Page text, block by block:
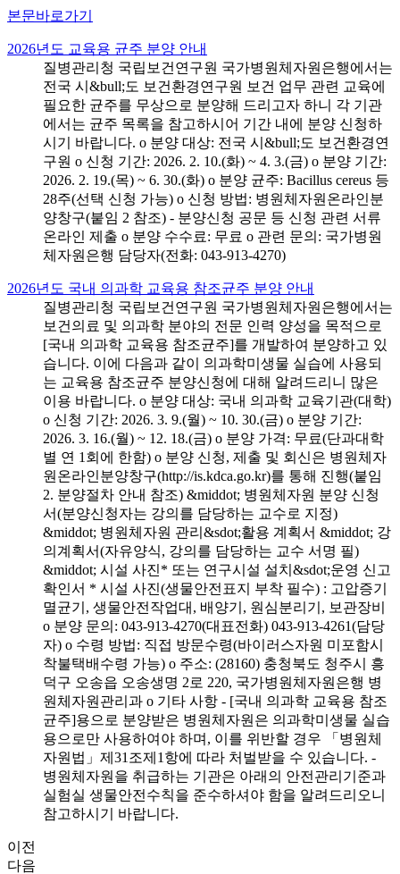
본문바로가기
2026년도 교육용 균주 분양 안내
질병관리청 국립보건연구원 국가병원체자원은행에서는
전국 시&bull;도 보건환경연구원 보건 업무 관련 교육에
필요한 균주를 무상으로 분양해 드리고자 하니 각 기관
에서는 균주 목록을 참고하시어 기간 내에 분양 신청하
시기 바랍니다. o 분양 대상: 전국 시&bull;도 보건환경연
구원 o 신청 기간: 2026. 2. 10.(화) ~ 4. 3.(금) o 분양 기간:
2026. 2. 19.(목) ~ 6. 30.(화) o 분양 균주: Bacillus cereus 등
28주(선택 신청 가능) o 신청 방법: 병원체자원온라인분
양창구(붙임 2 참조) - 분양신청 공문 등 신청 관련 서류
온라인 제출 o 분양 수수료: 무료 o 관련 문의: 국가병원
체자원은행 담당자(전화: 043-913-4270)
2026년도 국내 의과학 교육용 참조균주 분양 안내
질병관리청 국립보건연구원 국가병원체자원은행에서는
보건의료 및 의과학 분야의 전문 인력 양성을 목적으로
[국내 의과학 교육용 참조균주]를 개발하여 분양하고 있
습니다. 이에 다음과 같이 의과학미생물 실습에 사용되
는 교육용 참조균주 분양신청에 대해 알려드리니 많은
이용 바랍니다. o 분양 대상: 국내 의과학 교육기관(대학)
o 신청 기간: 2026. 3. 9.(월) ~ 10. 30.(금) o 분양 기간:
2026. 3. 16.(월) ~ 12. 18.(금) o 분양 가격: 무료(단과대학
별 연 1회에 한함) o 분양 신청, 제출 및 회신은 병원체자
원온라인분양창구(http://is.kdca.go.kr)를 통해 진행(붙임
2. 분양절차 안내 참조) &middot; 병원체자원 분양 신청
서(분양신청자는 강의를 담당하는 교수로 지정)
&middot; 병원체자원 관리&sdot;활용 계획서 &middot; 강
의계획서(자유양식, 강의를 담당하는 교수 서명 필)
&middot; 시설 사진* 또는 연구시설 설치&sdot;운영 신고
확인서 * 시설 사진(생물안전표지 부착 필수) : 고압증기
멸균기, 생물안전작업대, 배양기, 원심분리기, 보관장비
o 분양 문의: 043-913-4270(대표전화) 043-913-4261(담당
자) o 수령 방법: 직접 방문수령(바이러스자원 미포함시
착불택배수령 가능) o 주소: (28160) 충청북도 청주시 흥
덕구 오송읍 오송생명 2로 220, 국가병원체자원은행 병
원체자원관리과 o 기타 사항 - [국내 의과학 교육용 참조
균주]용으로 분양받은 병원체자원은 의과학미생물 실습
용으로만 사용하여야 하며, 이를 위반할 경우 「병원체
자원법」제31조제1항에 따라 처벌받을 수 있습니다. -
병원체자원을 취급하는 기관은 아래의 안전관리기준과
실험실 생물안전수칙을 준수하셔야 함을 알려드리오니
참고하시기 바랍니다.
이전
다음